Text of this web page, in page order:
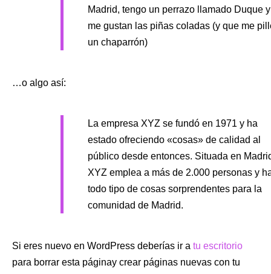
Madrid, tengo un perrazo llamado Duque y
me gustan las piñas coladas (y que me
un chaparrón)
…o algo así:
La empresa XYZ se fundó en 1971 y ha
estado ofreciendo «cosas» de calidad al
público desde entonces. Situada en
XYZ emplea a más de 2.000 personas y
todo tipo de cosas sorprendentes para la
comunidad de Madrid.
Si eres nuevo en WordPress deberías ir a tu escritorio
para borrar esta páginay crear páginas nuevas con tu